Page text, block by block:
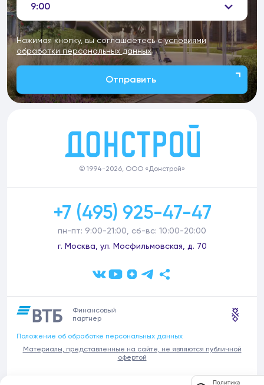
9:00
Нажимая кнопку, вы соглашаетесь сусловиями
обработки персональных данных
Отправить
© 1994-2026, ООО «Донстрой»
+7 (495) 925-47-47
пн-пт: 9:00-21:00, сб-вс: 10:00-20:00
г. Москва, ул. Мосфильмовская, д. 70
Финансовый
партнер
Положение об обработке персональных данных
Материалы, представленные на сайте, не являются публичной
офертой
В связи с участившимися случаями предложений частных услуг от
Политика